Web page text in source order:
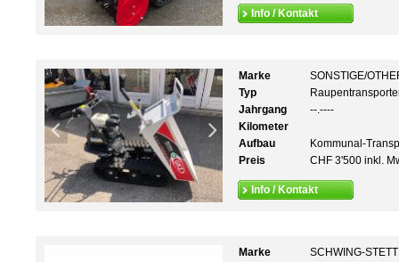
Info / Kontakt
Marke
SONSTIGE/
Typ
Jahrgang
--.----
Kilometer
Aufbau
Kommunal-
Preis
CHF 3'500 inkl.
Info / Kontakt
Marke
SCHWING-